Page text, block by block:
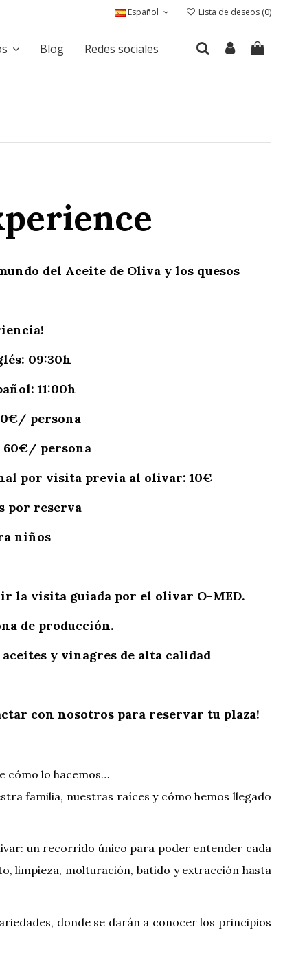
Español Lista de deseos (0)
Blog Redes sociales
del Aceite de Oliva y los quesos
09:30h
11:00h
persona
60€/ persona
por visita previa al olivar: 10€
por reserva
niños
la visita guiada por el olivar O-MED.
de producción.
aceites y vinagres de alta calidad
con nosotros para reservar tu plaza!
cómo lo hacemos…
familia, nuestras raíces y cómo hemos llegado
un recorrido único para poder entender cada
limpieza, molturación, batido y extracción hasta
donde se darán a conocer los principios